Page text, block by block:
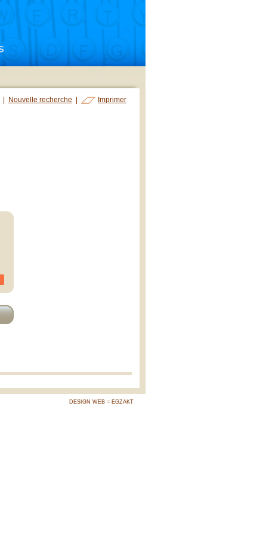
Nouvelle recherche Imprimer
DESIGN WEB = EGZAKT